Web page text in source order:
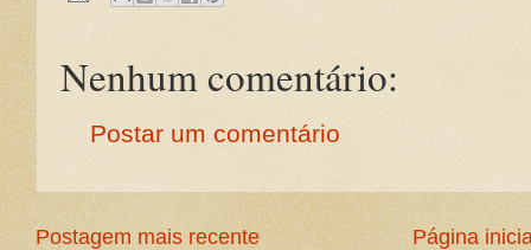
Nenhum comentário:
Postar um comentário
Postagem mais recente Página